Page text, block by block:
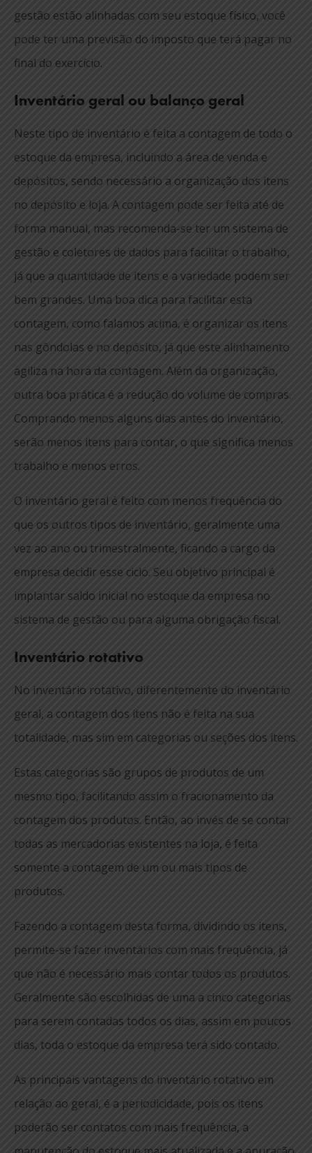
gestão estão alinhadas com seu estoque físico, você
pode ter uma previsão do imposto que terá pagar no
final do exercício.
Inventário geral ou balanço geral
Neste tipo de inventário é feita a contagem de todo o
estoque da empresa, incluindo a área de venda e
depósitos, sendo necessário a organização dos itens
no depósito e loja. A contagem pode ser feita até de
forma manual, mas recomenda-se ter um sistema de
gestão e coletores de dados para facilitar o trabalho,
já que a quantidade de itens e a variedade podem ser
bem grandes. Uma boa dica para facilitar esta
contagem, como falamos acima, é organizar os itens
nas gôndolas e no depósito, já que este alinhamento
agiliza na hora da contagem. Além da organização,
outra boa prática é a redução do volume de compras.
Comprando menos alguns dias antes do inventário,
serão menos itens para contar, o que significa menos
trabalho e menos erros.
O inventário geral é feito com menos frequência do
que os outros tipos de inventário, geralmente uma
vez ao ano ou trimestralmente, ficando a cargo da
empresa decidir esse ciclo. Seu objetivo principal é
implantar saldo inicial no estoque da empresa no
sistema de gestão ou para alguma obrigação fiscal.
Inventário rotativo
No inventário rotativo, diferentemente do inventário
geral, a contagem dos itens não é feita na sua
totalidade, mas sim em categorias ou seções dos itens.
Estas categorias são grupos de produtos de um
mesmo tipo, facilitando assim o fracionamento da
contagem dos produtos. Então, ao invés de se contar
todas as mercadorias existentes na loja, é feita
somente a contagem de um ou mais tipos de
produtos.
Fazendo a contagem desta forma, dividindo os itens,
permite-se fazer inventários com mais frequência, já
que não é necessário mais contar todos os produtos.
Geralmente são escolhidas de uma a cinco categorias
para serem contadas todos os dias, assim em poucos
dias, toda o estoque da empresa terá sido contado.
As principais vantagens do inventário rotativo em
relação ao geral, é a periodicidade, pois os itens
poderão ser contatos com mais frequência, a